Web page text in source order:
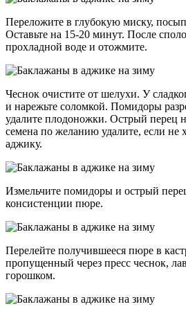
Переложите в глубокую миску,
Оставьте на 15-20 минут. После
прохладной воде и отожмите.
Чеснок очистите от шелухи. У
и нарежьте соломкой. Помидоры
удалите плодоножки. Острый перец
семена по желанию удалите, если не
аджику.
Измельчите помидоры и острый
консистенции пюре.
Перелейте получившееся пюре в
пропущенный через пресс чеснок,
горошком.